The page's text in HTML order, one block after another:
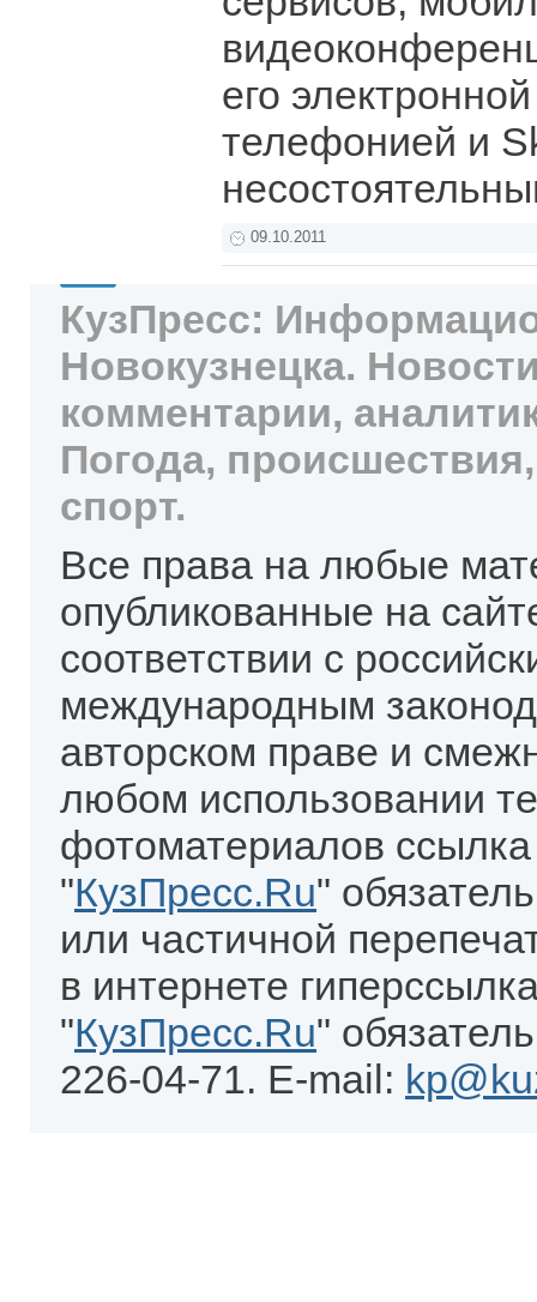
его
телефонией и
09.10.2011
КузПресс:
Новокузнецка.
комментарии,
Погода,
спорт.
Все права на любые
опубликованные на
соответствии с
международным
авторском праве и
любом использовании
фотоматериалов
"КузПресс.Ru"
или частичной
в интернете
"КузПресс.Ru"
226-04-71. E-mail: